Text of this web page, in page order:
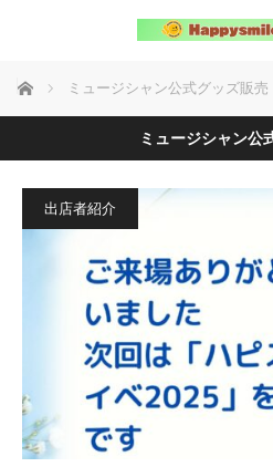
ホーム ミュージシャン公式グッズ販売
ミュージシャン公
出店者紹介